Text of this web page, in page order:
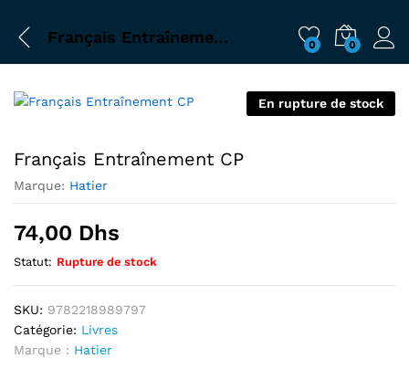
Français Entraînement CP 0 0
En rupture de stock
Français Entraînement CP
Marque: Hatier
74,00 Dhs
Statut: Rupture de stock
SKU: 9782218989797
Catégorie: Livres
Marque : Hatier